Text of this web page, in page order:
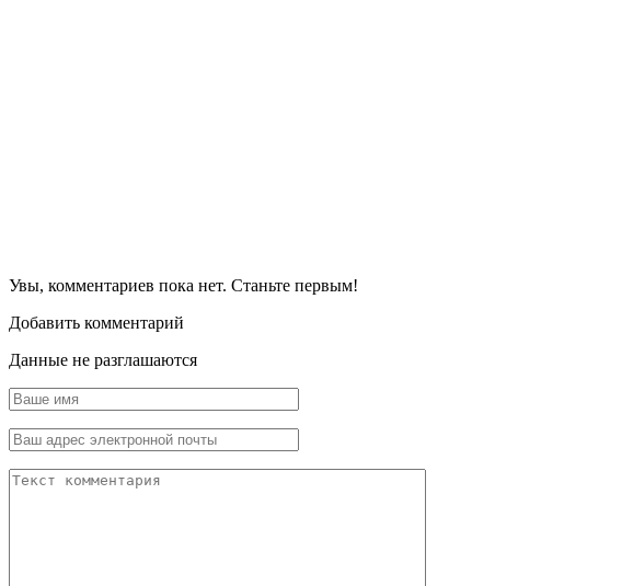
Увы, комментариев пока нет. Станьте первым!
Добавить комментарий
Данные не разглашаются